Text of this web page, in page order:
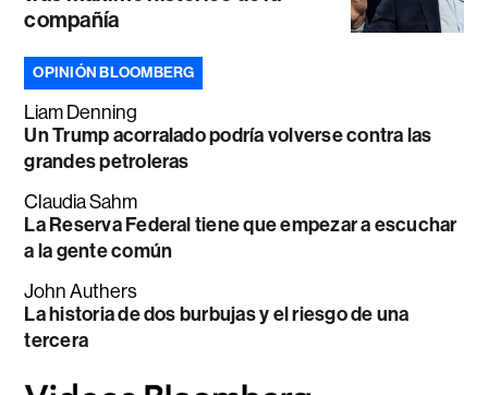
compañía
OPINIÓN BLOOMBERG
Liam Denning
Un Trump acorralado podría volverse contra las
grandes petroleras
Claudia Sahm
La Reserva Federal tiene que empezar a escuchar
a la gente común
John Authers
La historia de dos burbujas y el riesgo de una
tercera